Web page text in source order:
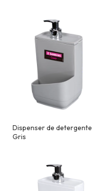
Dispenser de detergente
Gris